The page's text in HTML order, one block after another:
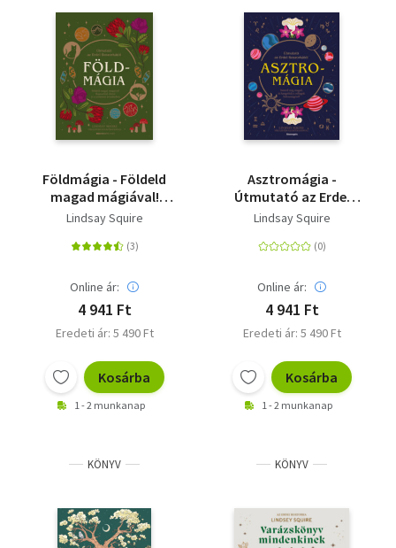
Földmágia - Földeld
magad mágiával!
Kapcsolódj életed és a
évszakaihoz
Lindsay Squire
Online ár:
4 941 Ft
Eredeti ár: 5 490 Ft
Kosárba
1 - 2 munkanap
Asztromágia -
Útmutató az Erdei
Boszorkától
Lindsay Squire
Online ár:
4 941 Ft
Eredeti ár: 5 490 Ft
Kosárba
1 - 2 munkanap
KÖNYV KÖNYV